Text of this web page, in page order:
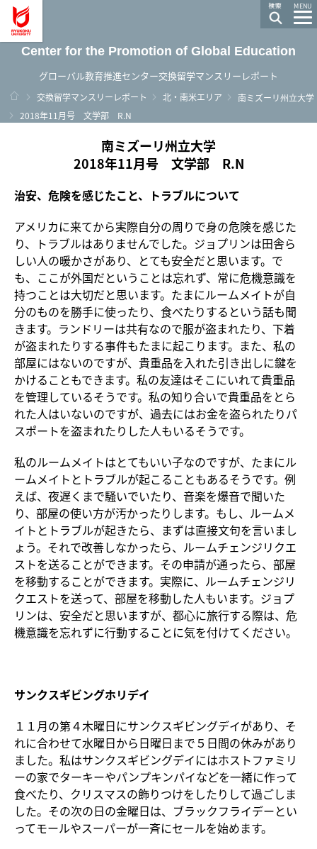
MENU
Center for the Promotion of Global Education
グローバル教育推進センター交換留学マンスリーレポート
ホーム
交換留学マンスリーレポート 北・南米エリア
南ミズーリ州立大学
2018年11月号 文学部 R.N
南ミズーリ州立大学
2018年11月号 文学部 R.N
治安、危険を感じたこと、トラブルについて
アメリカに来てから実際自分の周りで身の危険を感じた
り、トラブルはありませんでした。ジョプリンは田舎ら
しい人の暖かさがあり、とても安全だと思います。で
も、ここが外国だということは忘れず、常に危機意識を
持つことは大切だと思います。たまにルームメイトが自
分のものを勝手に使ったり、食べたりするという話も聞
きます。ランドリーは共有なので服が盗まれたり、下着
が盗まれたりする事件もたまに起こります。また、私の
部屋にはないのですが、貴重品を入れた引き出しに鍵を
かけることもできます。私の友達はそこにいれて貴重品
を管理しているそうです。私の知り合いで貴重品をとら
れた人はいないのですが、過去にはお金を盗られたりパ
スポートを盗まれたりした人もいるそうです。
私のルームメイトはとてもいい子なのですが、たまにル
ームメイトとトラブルが起こることもあるそうです。例
えば、夜遅くまで騒いでいたり、音楽を爆音で聞いた
り、部屋の使い方が汚かったりします。もし、ルームメ
イトとトラブルが起きたら、まずは直接文句を言いまし
ょう。それで改善しなかったら、ルームチェンジリクエ
ストを送ることができます。その申請が通ったら、部屋
を移動することができます。実際に、ルームチェンジリ
クエストを送って、部屋を移動した人もいます。ジョプ
リンは、安全だと思いますが、都心に旅行する際は、危
機意識を忘れずに行動することに気を付けてください。
サンクスギビングホリデイ
１１月の第４木曜日にサンクスギビングデイがあり、そ
れに合わせて水曜日から日曜日まで５日間の休みがあり
ました。私はサンクスギビングデイにはホストファミリ
ーの家でターキーやパンプキンパイなどを一緒に作って
食べたり、クリスマスの飾りつけをしたりして過ごしま
した。その次の日の金曜日は、ブラックフライデーとい
ってモールやスーパーが一斉にセールを始めます。